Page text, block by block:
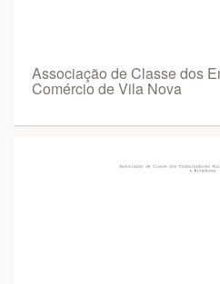
Associação de Classe dos
Comércio de Vila Nova